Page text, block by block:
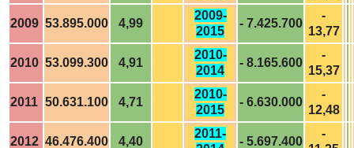
2009 53.895.000 4,99
2009-
2015
- 7.425.700
-
13,77
2010 53.099.300 4,91
2010-
2014
- 8.165.600
-
15,37
2011 50.631.100 4,71
2010-
2015
- 6.630.000
-
12,48
2012 46.476.400 4,40
2011-
- 5.697.400
-